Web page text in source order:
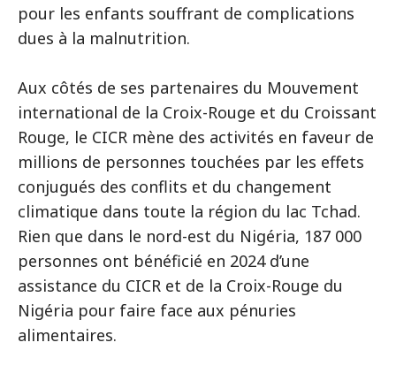
pour les enfants souffrant de complications
dues à la malnutrition.
Aux côtés de ses partenaires du Mouvement
international de la Croix-Rouge et du Croissant
Rouge, le CICR mène des activités en faveur de
millions de personnes touchées par les effets
conjugués des conflits et du changement
climatique dans toute la région du lac Tchad.
Rien que dans le nord-est du Nigéria, 187 000
personnes ont bénéficié en 2024 d’une
assistance du CICR et de la Croix-Rouge du
Nigéria pour faire face aux pénuries
alimentaires.